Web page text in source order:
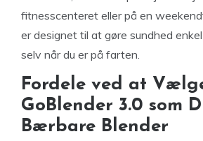
fitnesscenteret eller på en
er designet til at gøre sundhed
selv når du er på farten.
Fordele ved at
GoBlender 3.0 som
Bærbare Blender